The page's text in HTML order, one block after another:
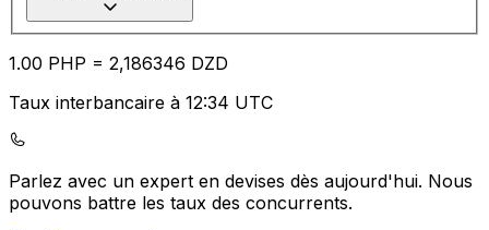
1.00 PHP = 2,186346 DZD
Taux interbancaire à 12:34 UTC
Parlez avec un expert en devises dès aujourd'hui. Nous
pouvons battre les taux des concurrents.